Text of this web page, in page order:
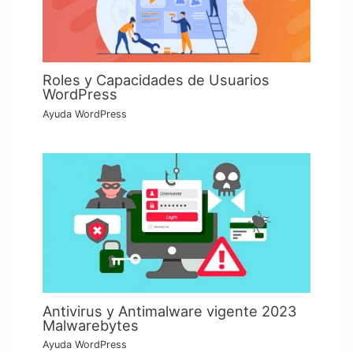
Roles y Capacidades de Usuarios
WordPress
Ayuda WordPress
Antivirus y Antimalware vigente 2023
Malwarebytes
Ayuda WordPress